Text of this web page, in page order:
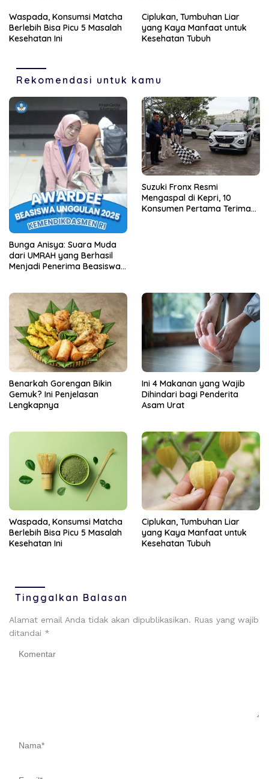
Waspada, Konsumsi Matcha
Berlebih Bisa Picu 5 Masalah
Kesehatan Ini
Ciplukan, Tumbuhan Liar
yang Kaya Manfaat untuk
Kesehatan Tubuh
Rekomendasi untuk kamu
Bunga Anisya: Suara Muda
dari UMRAH yang Berhasil
Menjadi Penerima Beasiswa
Suzuki Fronx Resmi
Mengaspal di Kepri, 10
Konsumen Pertama Terima
Benarkah Gorengan Bikin
Gemuk? Ini Penjelasan
Lengkapnya
Ini 4 Makanan yang Wajib
Dihindari bagi Penderita
Asam Urat
Waspada, Konsumsi Matcha
Berlebih Bisa Picu 5 Masalah
Kesehatan Ini
Ciplukan, Tumbuhan Liar
yang Kaya Manfaat untuk
Kesehatan Tubuh
Tinggalkan Balasan
Alamat email Anda tidak akan dipublikasikan. Ruas yang wajib
ditandai *